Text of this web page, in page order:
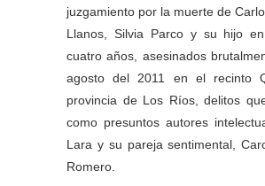
juzgamiento por la muerte de
Llanos, Silvia Parco y su hijo
cuatro años, asesinados
agosto del 2011 en el recinto
provincia de Los Ríos, delitos
como presuntos autores
Lara y su pareja sentimental,
Romero.